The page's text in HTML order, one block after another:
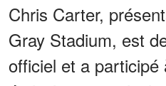
Chris Carter,
Gray Stadium, est
officiel et a participé